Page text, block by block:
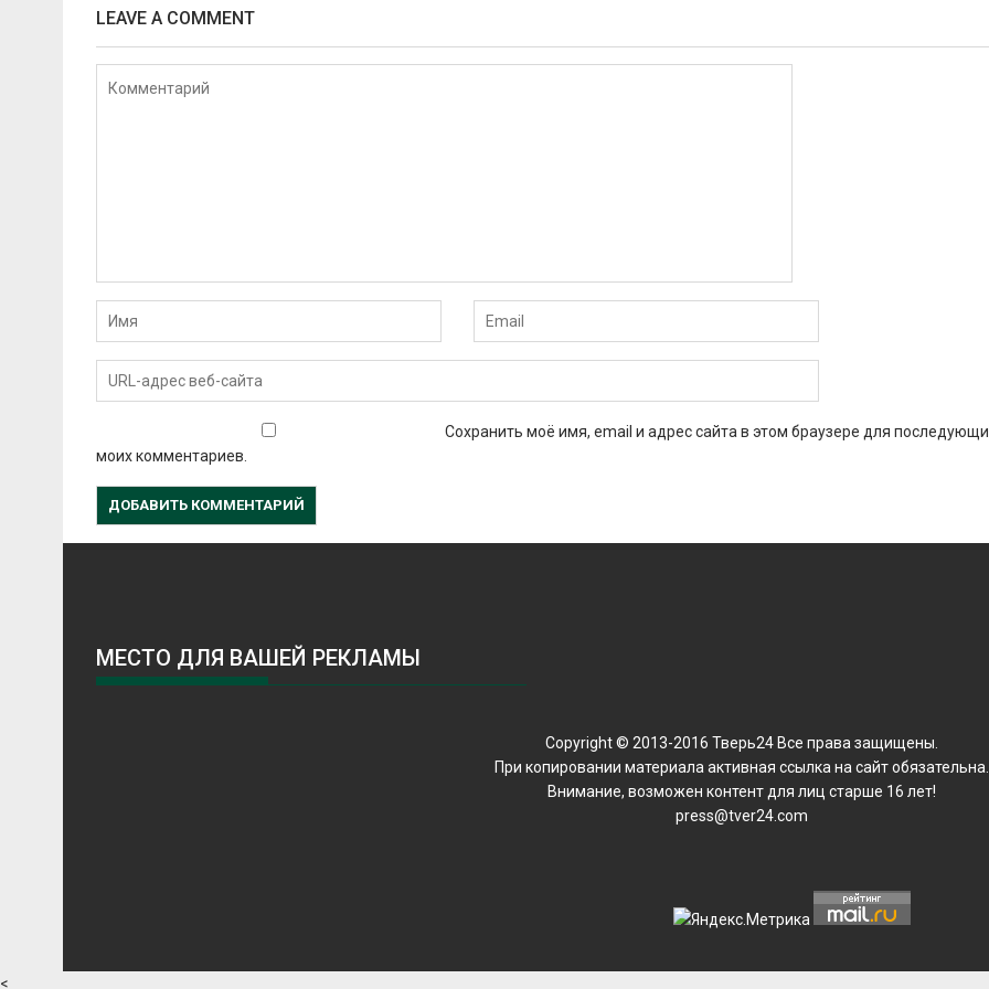
LEAVE A COMMENT
Сохранить моё имя, email и адрес сайта в этом браузере для
моих комментариев.
МЕСТО ДЛЯ ВАШЕЙ РЕКЛАМЫ
Copyright © 2013-2016 Тверь24 Все права защищены.
При копировании материала активная ссылка на сайт обязательна.
Внимание, возможен контент для лиц старше 16 лет!
press@tver24.com
<